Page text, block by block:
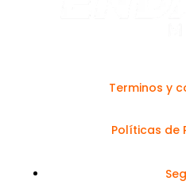
Terminos y
Políticas de